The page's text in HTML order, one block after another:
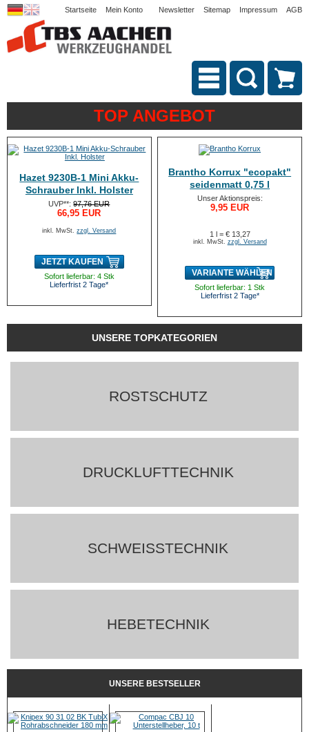
Startseite Mein Konto Newsletter Sitemap Impressum AGB
TOP ANGEBOT
Hazet 9230B-1 Mini Akku-
Schrauber Inkl. Holster
UVP**:97,76 EUR
66,95 EUR
inkl. MwSt.zzgl. Versand
JETZT KAUFEN
Sofort lieferbar: 4 Stk
Lieferfrist 2 Tage*
Brantho Korrux "ecopakt"
seidenmatt 0,75 l
Unser Aktionspreis:
9,95 EUR
1 l = € 13,27
inkl. MwSt. zzgl. Versand
VARIANTE WÄHLEN
Sofort lieferbar: 1 Stk
Lieferfrist 2 Tage*
UNSERE TOPKATEGORIEN
ROSTSCHUTZ
DRUCKLUFTTECHNIK
SCHWEISSTECHNIK
HEBETECHNIK
UNSERE BESTSELLER